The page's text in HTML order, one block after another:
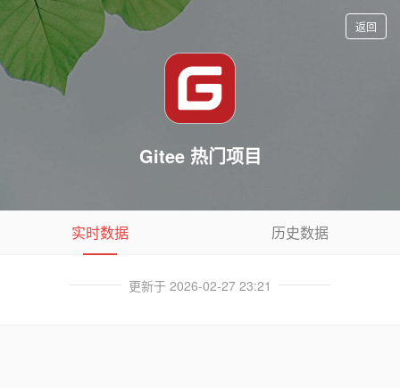
返回
Gitee 热门项目
实时数据 历史数据
更新于 2026-02-27 23:21